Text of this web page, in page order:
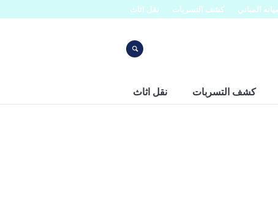
المباني كشف التسربات نقل اثاث
كشف التسربات نقل اثاث